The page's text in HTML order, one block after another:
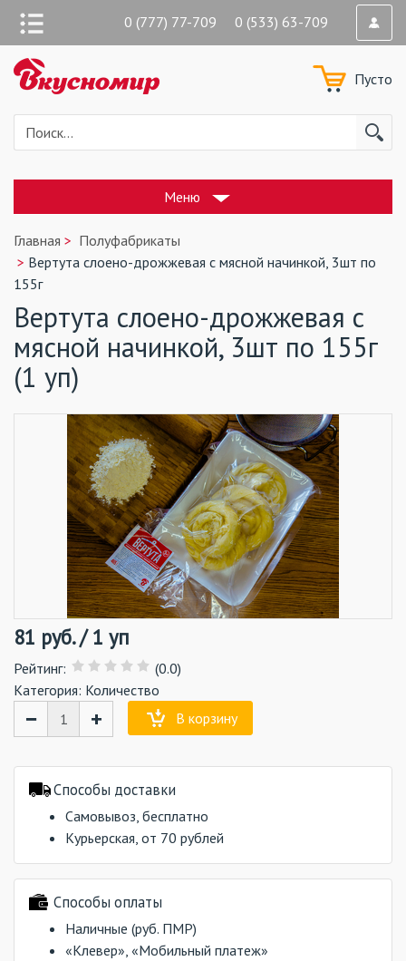
0 (777) 77-709 0 (533) 63-709
Пусто
Меню
Главная
Полуфабрикаты
Вертута слоено-дрожжевая с мясной начинкой, 3шт по
155г
Вертута слоено-дрожжевая с
мясной начинкой, 3шт по 155г
(1 уп)
81 руб./1 уп
Рейтинг:
(0.0)
Категория: Количество
− + В корзину
Способы доставки
Самовывоз, бесплатно
Курьерская, от 70 рублей
Способы оплаты
Наличные (руб. ПМР)
«Клевер», «Мобильный платеж»